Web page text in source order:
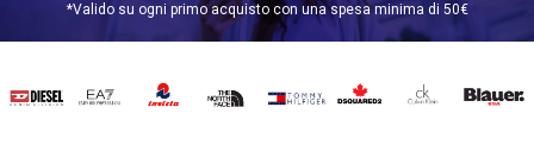
*Valido su ogni primo acquisto con una spesa minima di 50€
DIESEL EA7 INVICTATHE
TOMMY
DSQUARED2
CALVIN BLAUER